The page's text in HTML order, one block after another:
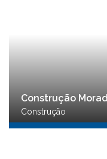
Construção
Construção